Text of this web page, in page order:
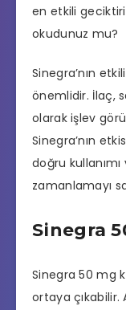
en etkili
okudunuz mu?
Sinegra’nın
önemlidir. İlaç,
olarak işlev
Sinegra’nın
doğru
zamanlamayı
Sinegra
Sinegra 50 mg
ortaya